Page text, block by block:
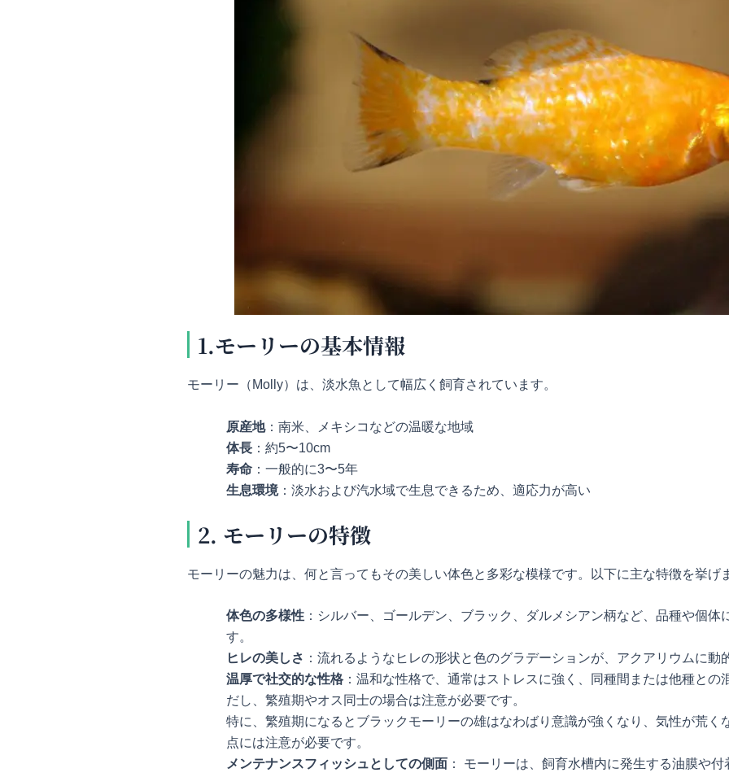
1.モーリーの基本情報
モーリー（Molly）は、淡水魚として幅広く飼育されています。
原産地：南米、メキシコなどの温暖な地域
体長：約5〜10cm
寿命：一般的に3〜5年
生息環境：淡水および汽水域で生息できるため、適応力が高い
2. モーリーの特徴
モーリーの魅力は、何と言ってもその美しい体色と多彩な模様です。以下に主な特徴を挙げ
体色の多様性：シルバー、ゴールデン、ブラック、ダルメシアン柄など、品種や個体
す。
ヒレの美しさ ：流れるようなヒレの形状と色のグラデーションが、アクアリウムに動
温厚で社交的な性格：温和な性格で、通常はストレスに強く、同種間または他種との
だし、繁殖期やオス同士の場合は注意が必要です。
特に、繁殖期になるとブラックモーリーの雄はなわばり意識が強くなり、気性が荒く
点には注意が必要です。
メンテナンスフィッシュとしての側面： モーリーは、飼育水槽内に発生する油膜や